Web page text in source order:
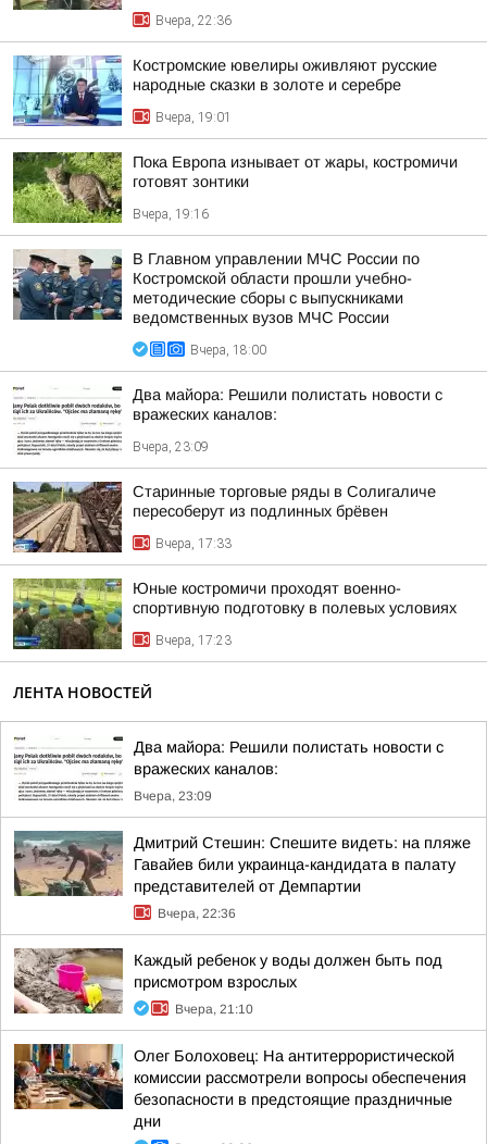
Вчера, 22:36
Костромские ювелиры оживляют русские
народные сказки в золоте и серебре
Вчера, 19:01
Пока Европа изнывает от жары, костромичи
готовят зонтики
Вчера, 19:16
В Главном управлении МЧС России по
Костромской области прошли учебно-
методические сборы с выпускниками
ведомственных вузов МЧС России
Вчера, 18:00
Два майора: Решили полистать новости с
вражеских каналов:
Вчера, 23:09
Старинные торговые ряды в Солигаличе
пересоберут из подлинных брёвен
Вчера, 17:33
Юные костромичи проходят военно-
спортивную подготовку в полевых условиях
Вчера, 17:23
ЛЕНТА НОВОСТЕЙ
Два майора: Решили полистать новости с
вражеских каналов:
Вчера, 23:09
Дмитрий Стешин: Спешите видеть: на пляже
Гавайев били украинца-кандидата в палату
представителей от Демпартии
Вчера, 22:36
Каждый ребенок у воды должен быть под
присмотром взрослых
Вчера, 21:10
Олег Болоховец: На антитеррористической
комиссии рассмотрели вопросы обеспечения
безопасности в предстоящие праздничные
дни